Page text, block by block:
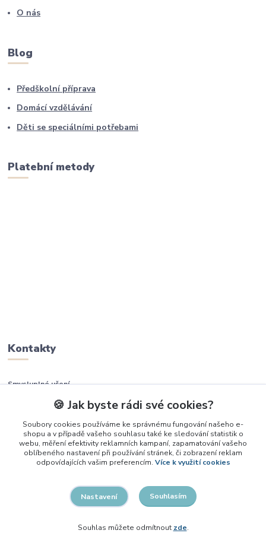
O nás
Blog
Předškolní příprava
Domácí vzdělávání
Děti se speciálními potřebami
Platební metody
Kontakty
Smysluplné učení
+420 737 937 936
info@smysluplneuceni.cz
Vytvořeno na
Eshop-rychle.cz
🍪 Jak byste rádi své cookies?
Soubory cookies používáme ke správnému fungování našeho e-
shopu a v případě vašeho souhlasu také ke sledování statistik o
webu, měření efektivity reklamních kampaní, zapamatování vašeho
oblíbeného nastavení při používání stránek, či zobrazení reklam
odpovídajících vašim preferencím. Více k využití cookies
Nastavení Souhlasím
Souhlas můžete odmítnout zde.